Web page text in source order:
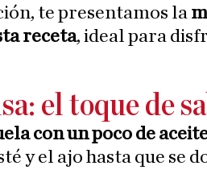
te presentamos la
receta, ideal para
el toque de
con un poco de
y el ajo hasta que se